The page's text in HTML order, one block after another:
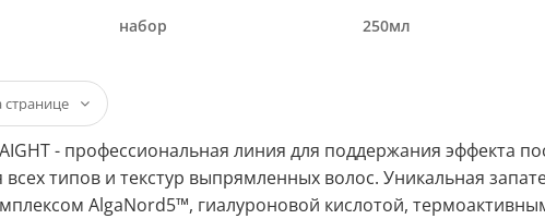
набор 250мл
- профессиональная линия для поддержания эффекта
всех типов и текстур выпрямленных волос. Уникальная
AlgaNord5™, гиалуроновой кислотой,